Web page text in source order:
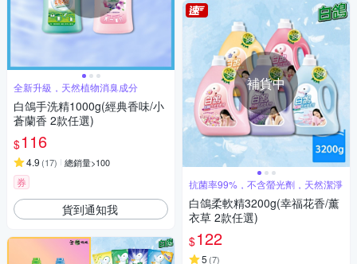
全新升級，天然植物消臭成分
白鴿手洗精1000g(經典香味/小
蒼蘭香 2款任選)
$116
4.9 (17) 總銷量>100
券
貨到通知我
補貨中
抗菌率99%，不含螢光劑，天然潔淨
白鴿柔軟精3200g(幸福花香/薰
衣草 2款任選)
$122
5 (7)